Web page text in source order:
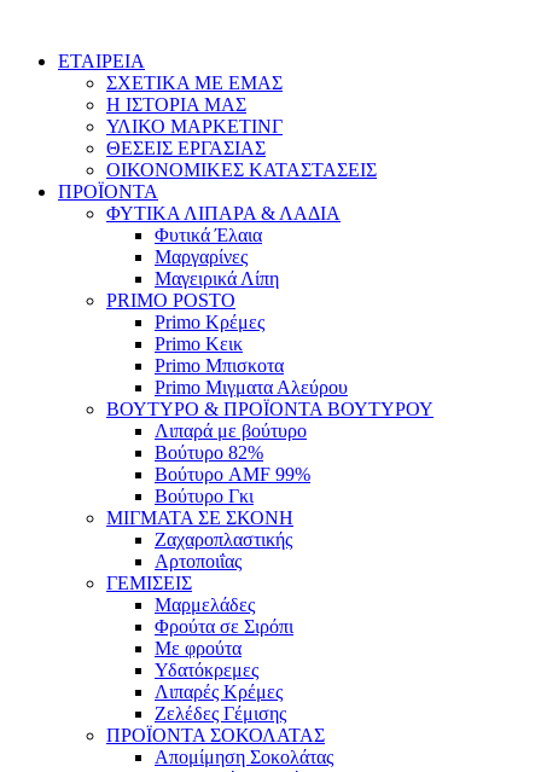
contentΕΤΑΙΡΕΙΑ
ΣΧΕΤΙΚΑ ΜΕ ΕΜΑΣ
Η ΙΣΤΟΡΙΑ ΜΑΣ
ΥΛΙΚΟ ΜΑΡΚΕΤΙΝΓ
ΘΕΣΕΙΣ ΕΡΓΑΣΙΑΣ
ΟΙΚΟΝΟΜΙΚΕΣ ΚΑΤΑΣΤΑΣΕΙΣ
ΠΡΟΪΟΝΤΑ
ΦΥΤΙΚΑ ΛΙΠΑΡΑ & ΛΑΔΙΑ
Φυτικά Έλαια
Μαργαρίνες
Μαγειρικά Λίπη
PRIMO POSTO
Primo Κρέμες
Primo Κεικ
Primo Μπισκοτα
Primo Μιγματα Αλεύρου
ΒΟΥΤΥΡΟ & ΠΡΟΪΟΝΤΑ ΒΟΥΤΥΡΟΥ
Λιπαρά με βούτυρο
Βούτυρο 82%
Βούτυρο AMF 99%
Βούτυρο Γκι
ΜΙΓΜΑΤΑ ΣΕ ΣΚΟΝΗ
Ζαχαροπλαστικής
Αρτοποιΐας
ΓΕΜΙΣΕΙΣ
Μαρμελάδες
Φρούτα σε Σιρόπι
Με φρούτα
Υδατόκρεμες
Λιπαρές Κρέμες
Ζελέδες Γέμισης
ΠΡΟΪΟΝΤΑ ΣΟΚΟΛΑΤΑΣ
Απομίμηση Σοκολάτας